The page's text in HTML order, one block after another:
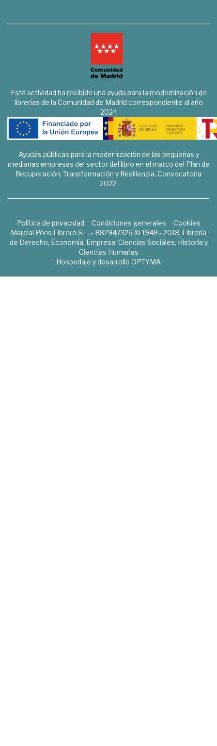
Esta actividad ha recibido una ayuda para la modernización de
librerías de la Comunidad de Madrid correspondiente al año
2024
Ayudas públicas para la modernización de las pequeñas y
medianas empresas del sector del libro en el marco del Plan de
Recuperación, Transformación y Resiliencia. Convocatoria
2022.
Política de privacidad Condiciones generales
Cookies
Marcial Pons Librero S.L. - B82947326 © 1948 - 2018. Librería
de Derecho, Economía, Empresa, Ciencias Sociales, Historia y
Ciencias Humanas
Hospedaje y desarrollo OPTYMA